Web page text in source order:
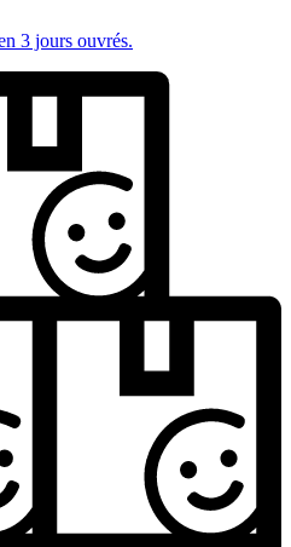
3 jours ouvrés.